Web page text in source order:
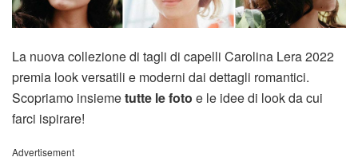
La nuova collezione di tagli di capelli Carolina Lera 2022
premia look versatili e moderni dai dettagli romantici.
Scopriamo insiemetutte le foto e le idee di look da cui
farci ispirare!
Advertisement